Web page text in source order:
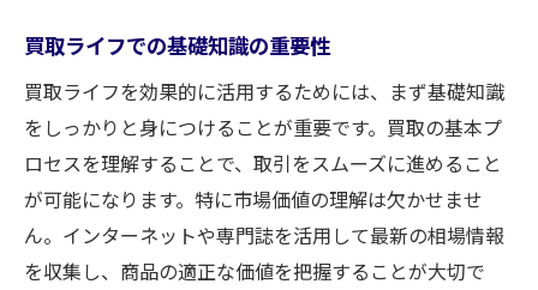
買取ライフでの基礎知識の重要性
買取ライフを効果的に活用するためには、まず基礎知識
をしっかりと身につけることが重要です。買取の基本プ
ロセスを理解することで、取引をスムーズに進めること
が可能になります。特に市場価値の理解は欠かせませ
ん。インターネットや専門誌を活用して最新の相場情報
を収集し、商品の適正な価値を把握することが大切で